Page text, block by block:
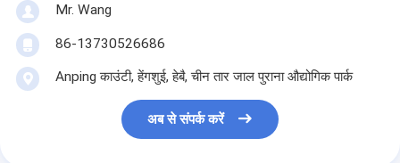
Mr. Wang
86-13730526686
Anping काउंटी, हेंगशुई, हेबै, चीन तार जाल पुराना औद्योगिक पार्क
अब से संपर्क करें